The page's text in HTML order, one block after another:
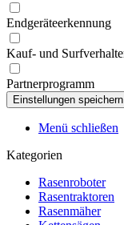
Endgeräteerkennung
Kauf- und
Partnerprogramm
Menü schließen
Kategorien
Rasenroboter
Rasentraktoren
Rasenmäher